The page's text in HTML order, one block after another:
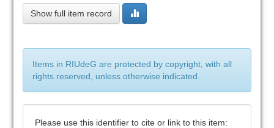
Show full item record
Items in RIUdeG are protected by copyright, with all
rights reserved, unless otherwise indicated.
Please use this identifier to cite or link to this item: